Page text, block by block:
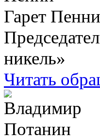
Гарет Пенни
никель»
Читать